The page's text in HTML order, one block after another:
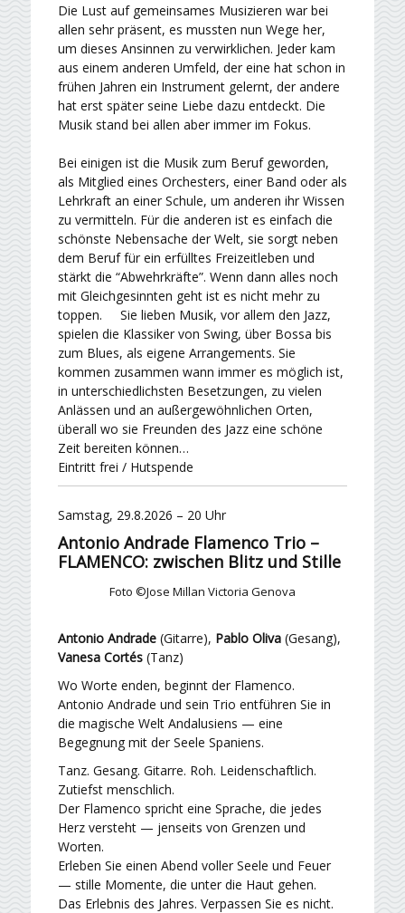
Die Lust auf gemeinsames Musizieren war bei
allen sehr präsent, es mussten nun Wege her,
um dieses Ansinnen zu verwirklichen. Jeder kam
aus einem anderen Umfeld, der eine hat schon in
frühen Jahren ein Instrument gelernt, der andere
hat erst später seine Liebe dazu entdeckt. Die
Musik stand bei allen aber immer im Fokus.
Bei einigen ist die Musik zum Beruf geworden,
als Mitglied eines Orchesters, einer Band oder als
Lehrkraft an einer Schule, um anderen ihr Wissen
zu vermitteln. Für die anderen ist es einfach die
schönste Nebensache der Welt, sie sorgt neben
dem Beruf für ein erfülltes Freizeitleben und
stärkt die “Abwehrkräfte”. Wenn dann alles noch
mit Gleichgesinnten geht ist es nicht mehr zu
toppen. Sie lieben Musik, vor allem den Jazz,
spielen die Klassiker von Swing, über Bossa bis
zum Blues, als eigene Arrangements. Sie
kommen zusammen wann immer es möglich ist,
in unterschiedlichsten Besetzungen, zu vielen
Anlässen und an außergewöhnlichen Orten,
überall wo sie Freunden des Jazz eine schöne
Zeit bereiten können…
Eintritt frei / Hutspende
Samstag, 29.8.2026 – 20 Uhr
Antonio Andrade Flamenco Trio –
FLAMENCO: zwischen Blitz und Stille
Foto ©Jose Millan Victoria Genova
Antonio Andrade (Gitarre), Pablo Oliva (Gesang),
Vanesa Cortés (Tanz)
Wo Worte enden, beginnt der Flamenco.
Antonio Andrade und sein Trio entführen Sie in
die magische Welt Andalusiens — eine
Begegnung mit der Seele Spaniens.
Tanz. Gesang. Gitarre. Roh. Leidenschaftlich.
Zutiefst menschlich.
Der Flamenco spricht eine Sprache, die jedes
Herz versteht — jenseits von Grenzen und
Worten.
Erleben Sie einen Abend voller Seele und Feuer
— stille Momente, die unter die Haut gehen.
Das Erlebnis des Jahres. Verpassen Sie es nicht.